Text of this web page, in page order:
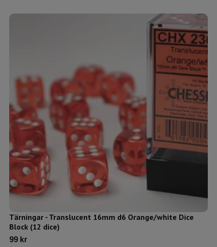
Tärningar - Translucent 16mm d6 Orange/white Dice
Block (12 dice)
99 kr